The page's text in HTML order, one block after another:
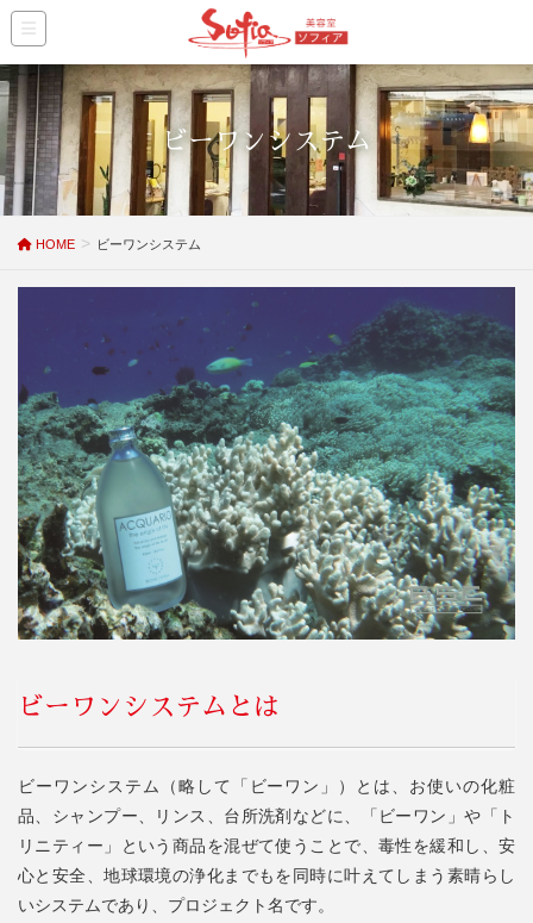
ビーワンシステム
HOME ビーワンシステム
ビーワンシステムとは
ビーワンシステム（略して「ビーワン」）とは、お使いの化粧
品、シャンプー、リンス、台所洗剤などに、「ビーワン」や「ト
リニティー」という商品を混ぜて使うことで、毒性を緩和し、安
心と安全、地球環境の浄化までもを同時に叶えてしまう素晴らし
いシステムであり、プロジェクト名です。